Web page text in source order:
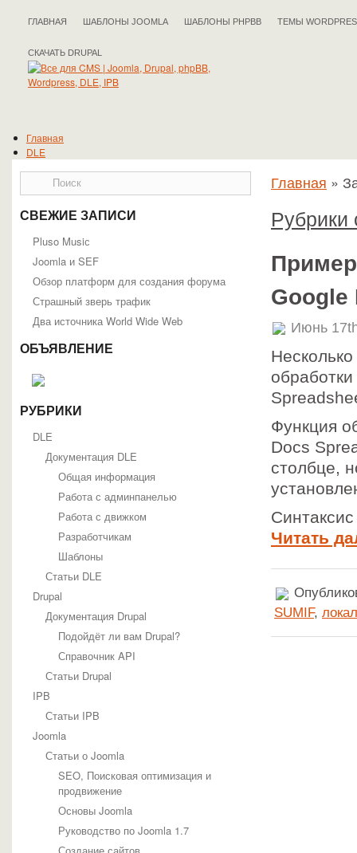
ГЛАВНАЯ ШАБЛОНЫ JOOMLA ШАБЛОНЫ PHPBB ТЕМЫ
СКАЧАТЬ DRUPAL
Главная
DLE
Joomla
phpBB
WordPress
Полезные статьи
СВЕЖИЕ ЗАПИСИ
Pluso Musiс
Joomla и SEF
Обзор платформ для создания форума
Страшный зверь трафик
Два источника World Wide Web
ОБЪЯВЛЕНИЕ
РУБРИКИ
DLE
Документация DLE
Общая информация
Работа с админпанелью
Работа с движком
Разработчикам
Шаблоны
Статьи DLE
Drupal
Документация Drupal
Подойдёт ли вам Drupal?
Справочник API
Статьи Drupal
IPB
Статьи IPB
Joomla
Статьи о Joomla
SEO, Поисковая оптимизация и
продвижение
Основы Joomla
Руководство по Joomla 1.7
Главная »
Рубрики
Google
Июнь
Функция
Docs
столбце,
Читать
SUMIF,